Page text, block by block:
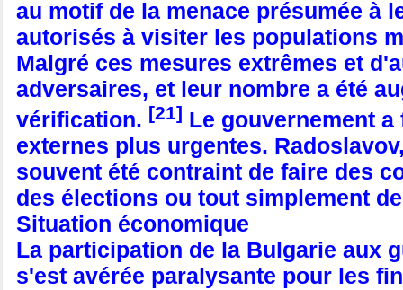
au motif de la menace présumée à
autorisés à visiter les populations
Malgré ces mesures extrêmes et
adversaires, et leur nombre a été
vérification. [21] Le gouvernement
externes plus urgentes.
souvent été contraint de faire des
des élections ou tout simplement
Situation économique
La participation de la Bulgarie aux
s'est avérée paralysante pour les